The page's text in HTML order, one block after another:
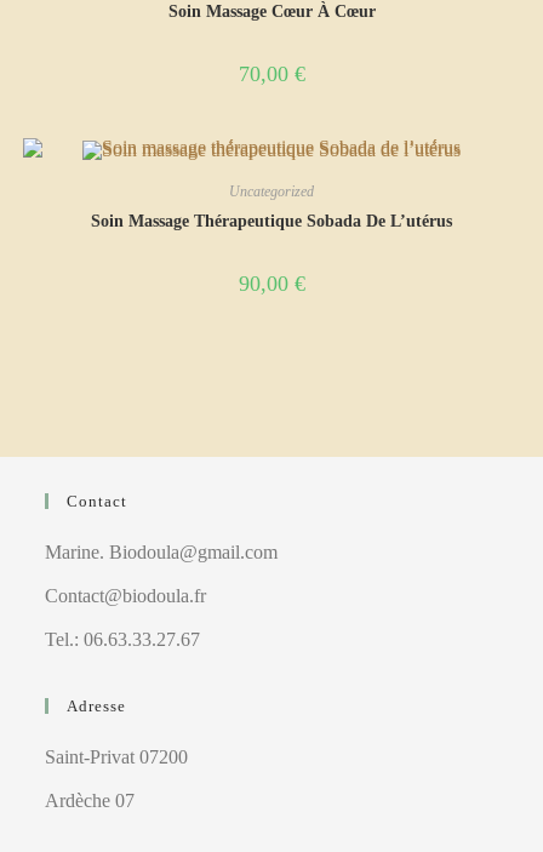
Soin Massage Cœur À Cœur
70,00 €
Uncategorized
Soin Massage Thérapeutique Sobada De L’utérus
90,00 €
Contact
Marine. Biodoula@gmail.com
Contact@biodoula.fr
Tel.: 06.63.33.27.67
Adresse
Saint-Privat 07200
Ardèche 07